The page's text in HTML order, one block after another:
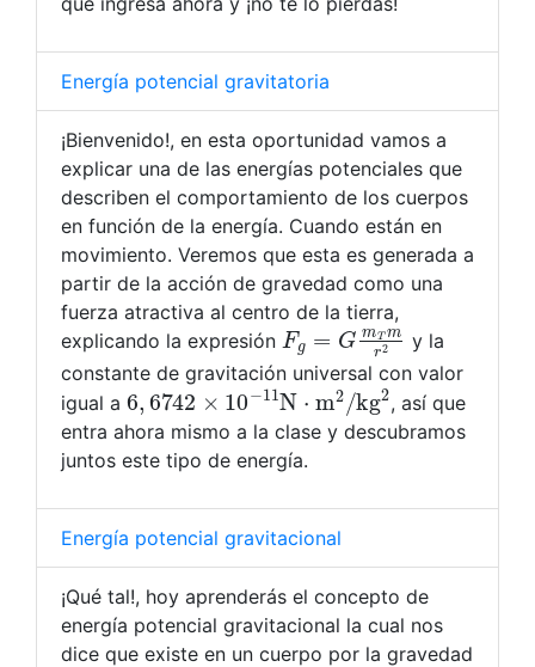
Energía potencial gravitatoria
¡Bienvenido!, en esta oportunidad vamos a
explicar una de las energías potenciales que
describen el comportamiento de los cuerpos
en función de la energía. Cuando están en
movimiento. Veremos que esta es generada a
partir de la acción de gravedad como una
fuerza atractiva al centro de la tierra,
explicando la expresión Fg= GmTmr y la
constante de gravitación universal con valor
igual a 6,6742×10−11N⋅m2/kg 2, así que
entra ahora mismo a la clase y descubramos
juntos este tipo de energía.
Energía potencial gravitacional
¡Qué tal!, hoy aprenderás el concepto de
energía potencial gravitacional la cual nos
dice que existe en un cuerpo por la gravedad